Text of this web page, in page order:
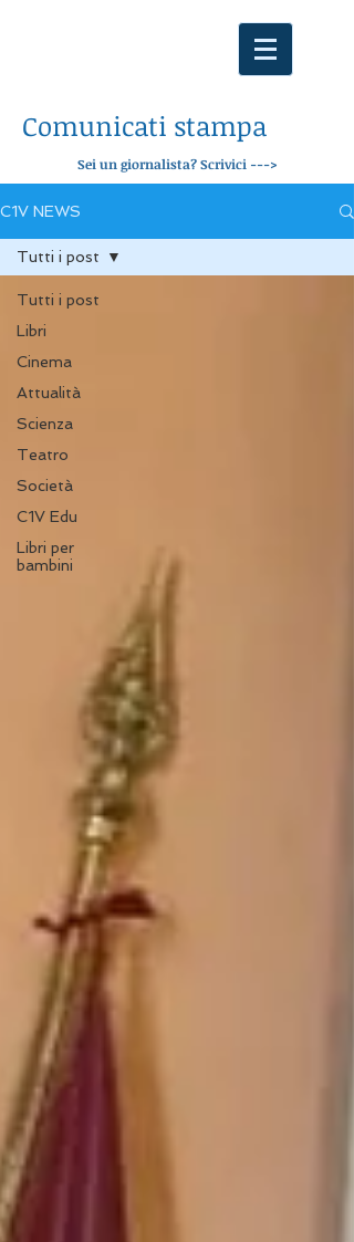
Comunicati stampa
Sei un giornalista? Scrivici --->
C1V NEWS
Tutti i post
Libri
Cinema
Attualità
Scienza
Teatro
Società
C1V Edu
Libri per
bambini
Tutti i post